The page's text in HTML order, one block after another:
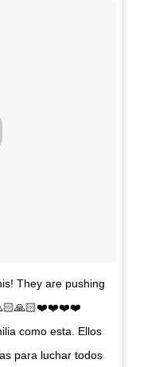
They are pushing
como esta. Ellos
para luchar todos